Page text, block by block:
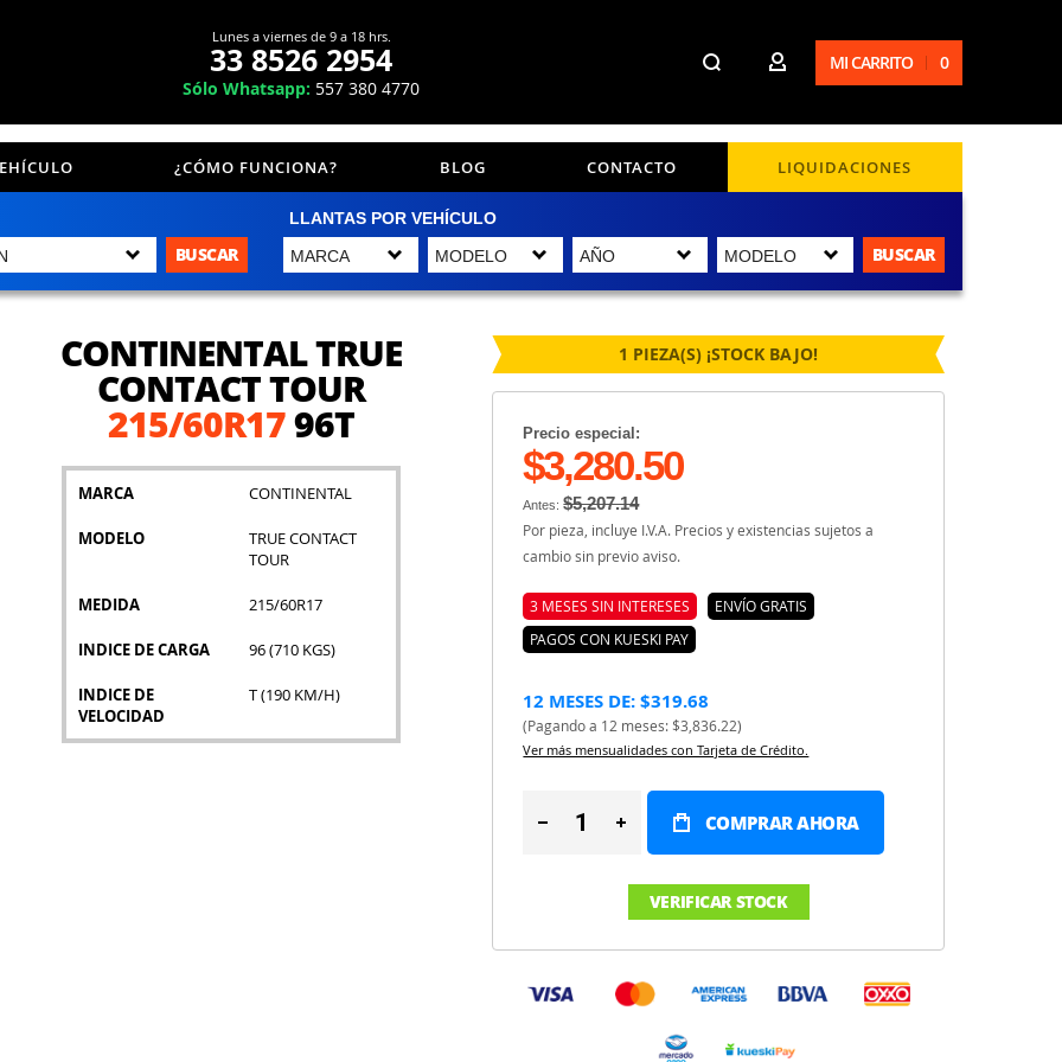
Lunes a viernes de 9 a 18 hrs.
33 8526 2954
Sólo Whatsapp: 557 380 4770
MI CARRITO 0
¿CÓMO FUNCIONA? BLOG CONTACTO LIQUIDACIONES
BUSCAR
LLANTAS POR VEHÍCULO
BUSCAR
CONTINENTAL TRUE
CONTACT TOUR
215/60R1796T
MARCA CONTINENTAL
MODELO
TRUE CONTACT
TOUR
MEDIDA 215/60R17
INDICE DE CARGA 96 (710 KGS)
INDICE DE
VELOCIDAD
T (190 KM/H)
1 PIEZA(S) ¡STOCK BAJO!
Precio especial:
$3,280.50
Antes:$5,207.14
Por pieza, incluye I.V.A. Precios y existencias sujetos a
cambio sin previo aviso.
3 MESES SIN INTERESES
ENVÍO GRATIS
PAGOS CON KUESKI PAY
12 MESES DE: $319.68
(Pagando a 12 meses: $3,836.22)
Ver más mensualidades con Tarjeta de Crédito.
COMPRAR AHORA
VERIFICAR STOCK